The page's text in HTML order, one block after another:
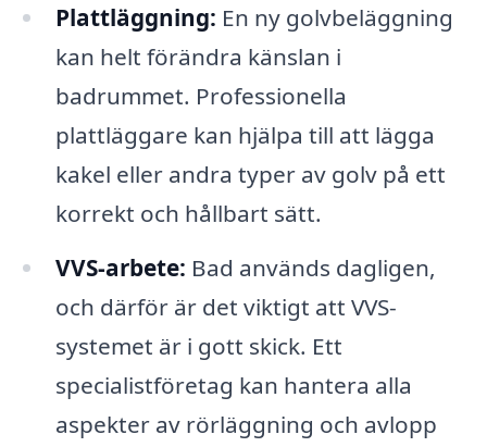
Plattläggning: En ny golvbeläggning
kan helt förändra känslan i
badrummet. Professionella
plattläggare kan hjälpa till att lägga
kakel eller andra typer av golv på ett
korrekt och hållbart sätt.
VVS-arbete: Bad används dagligen,
och därför är det viktigt att VVS-
systemet är i gott skick. Ett
specialistföretag kan hantera alla
aspekter av rörläggning och avlopp